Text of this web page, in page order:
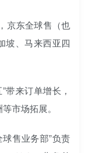
京东全球售（也
坡、马来西亚四
带来订单增长，
市场拓展。
售业务部”负责